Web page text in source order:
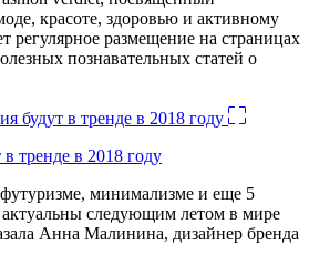
красоте, здоровью и активному
регулярное размещение на страницах
познавательных статей о
тренде в 2018 году
минимализме и еще 5
актуальны следующим летом в мире
Анна Малинина, дизайнер бренда